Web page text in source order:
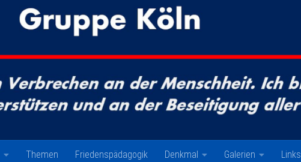
Themen Friedenspädagogik Denkmal Galerien Links